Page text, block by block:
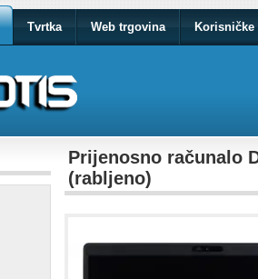
Tvrtka Web trgovina Korisničke
Prijenosno računalo
(rabljeno)